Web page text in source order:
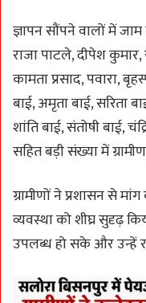
ज्ञापन सौंपने वालों में
राजा पाटले, दीपेश
कामता प्रसाद, पवारा,
बाई, अमृता बाई, सरिता
शांति बाई, संतोषी बाई,
सहित बड़ी संख्या में
ग्रामीणों ने प्रशासन से
व्यवस्था को शीघ्र सुदृढ़
उपलब्ध हो सके और उन्हें